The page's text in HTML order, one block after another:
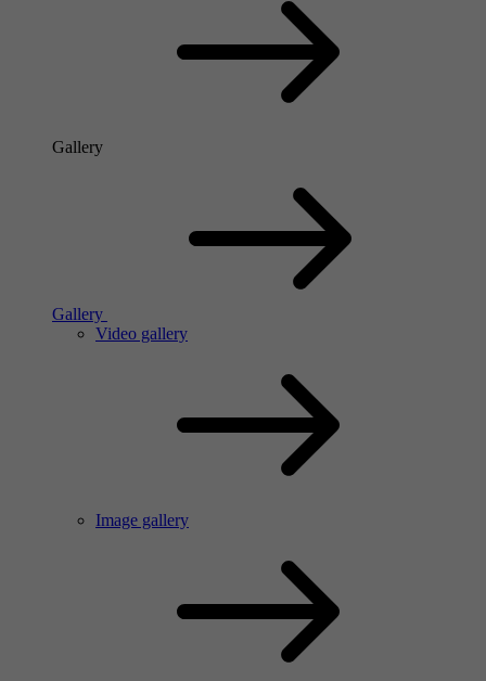
Gallery
Gallery
Video gallery
Image gallery